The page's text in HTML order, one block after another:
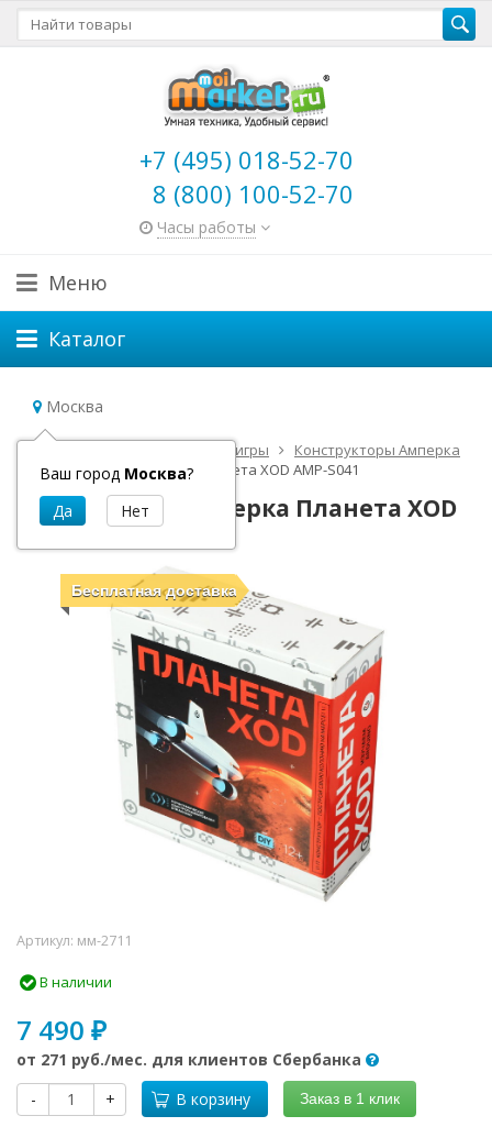
+7 (495) 018-52-70
8 (800) 100-52-70
Часы работы
Меню
Каталог
Москва
Ваш город Москва?
Главная Детские игрушки и игры
Конструкторы Амперка
Конструктор Амперка Планета XOD AMP-S041
Конструктор Амперка Планета XOD
AMP-S041
Бесплатная доставка
Артикул: мм-2711
В наличии
7 490 ₽
от 271 руб./мес. для клиентов Сбербанка
-
+ В корзину Заказ в 1 клик